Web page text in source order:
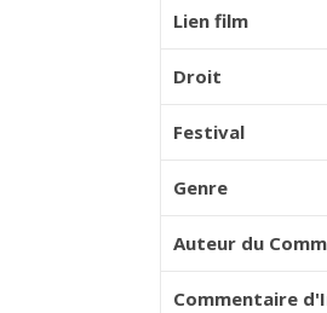
Lien film
Droit
Festival
Genre
Auteur du
Commentaire